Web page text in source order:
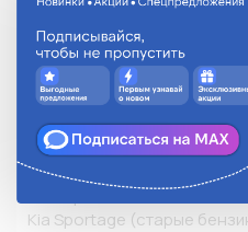
Chevrolet / Daewoo
Chevrolet Aveo
1.4 / 1.6 16V
Chevrolet Lacetti
1.4 / 1.6
Daewoo Nexia / Espero
1.5 16V
Kia
Kia Sephia / Shuma / Clarus
Kia Sportage (старые